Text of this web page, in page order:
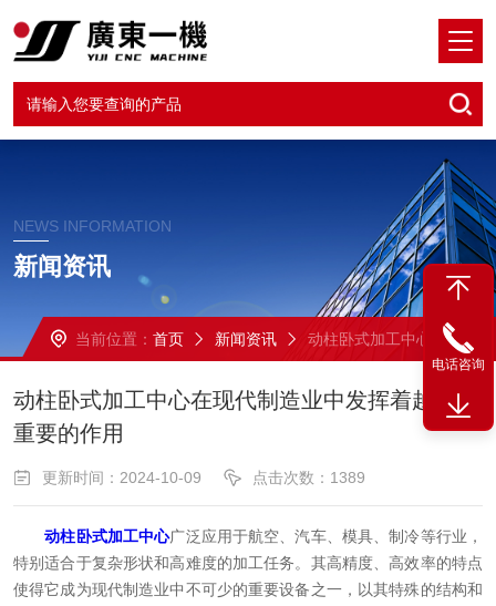
NEWS INFORMATION
新闻资讯
当前位置： 首页 新闻资讯 动柱卧式加工中心在现代制造业中发挥着越来越重要的作用
动柱卧式加工中心在现代制造业中发挥着越来越
重要的作用
更新时间：2024-10-09 点击次数：1389
动柱卧式加工中心广泛应用于航空、汽车、模具、制冷等行业，
特别适合于复杂形状和高难度的加工任务。其高精度、高效率的特点
使得它成为现代制造业中不可少的重要设备之一，以其特殊的结构和
电话咨询